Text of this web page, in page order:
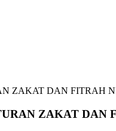
ZAKAT DAN FITRAH
ZAKAT DAN